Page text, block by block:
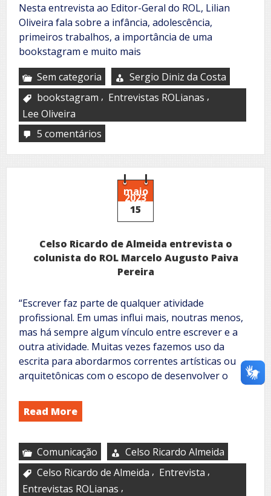
Nesta entrevista ao Editor-Geral do ROL, Lilian
Oliveira fala sobre a infância, adolescência,
primeiros trabalhos, a importância de uma
bookstagram e muito mais
Sem categoria
Sergio Diniz da Costa
bookstagram , Entrevistas ROLianas ,
Lee Oliveira
5 comentários
Entrevistas
ROLianas,
bookstagram
colunista
Lilian
Oliveira!
maio
2023
15
Celso Ricardo de Almeida entrevista o
colunista do ROL Marcelo Augusto Paiva
Pereira
“Escrever faz parte de qualquer atividade
profissional. Em umas influi mais, noutras menos,
mas há sempre algum vínculo entre escrever e a
outra atividade. Muitas vezes fazemos uso da
escrita para abordarmos correntes artísticas ou
arquitetônicas com o escopo de desenvolver o
Read More
Comunicação
Celso Ricardo Almeida
Celso Ricardo de Almeida , Entrevista ,
Entrevistas ROLianas ,